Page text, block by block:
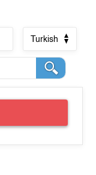
Turkish